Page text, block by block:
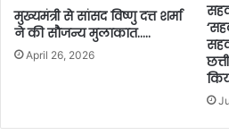
मुख्यमंत्री से सांसद विष्णु दत्त शर्मा
ने की सौजन्य मुलाकात…..
April 26, 2026